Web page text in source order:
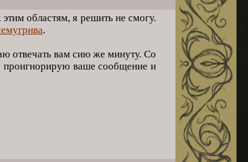
областям, я решить не смогу.
.
отвечать вам сию же минуту. Со
проигнорирую ваше сообщение и